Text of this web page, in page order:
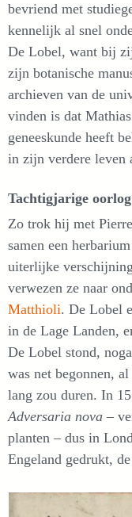
bevriend met
kennelijk al snel
De Lobel, want bij
zijn botanische
archieven van de
vinden is dat
geneeskunde heeft
in zijn verdere leven
Tachtigjarige oorlog
Zo trok hij met
samen een
uiterlijke
verwezen ze naar
Matthioli. De Lobel
in de Lage Landen,
De Lobel stond,
was net begonnen,
lang zou duren. In
Adversaria nova –
planten – dus in
Engeland gedrukt,